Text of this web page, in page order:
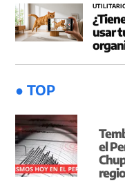
usar
● TOP
el